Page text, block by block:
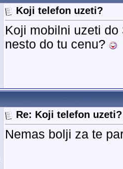
Koji telefon uzeti?
Koji mobilni uzeti
nesto do tu cenu?
Re: Koji telefon uzeti?
Nemas bolji za te